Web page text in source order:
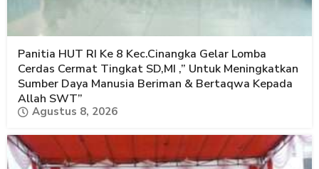
Panitia HUT RI Ke 8 Kec.Cinangka Gelar Lomba
Cerdas Cermat Tingkat SD,MI ,” Untuk Meningkatkan
Sumber Daya Manusia Beriman & Bertaqwa Kepada
Allah SWT”
Agustus 8, 2026